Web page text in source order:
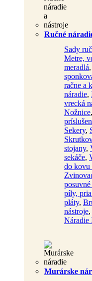
Ručné
Sady
Metre,
meradlá,
račne a
náradie,
vrecká
Nožnice,
Sekery,
stojany,
sekáče,
do kovu
posuvné
píly,
pláty,
nástroje,
Murárske